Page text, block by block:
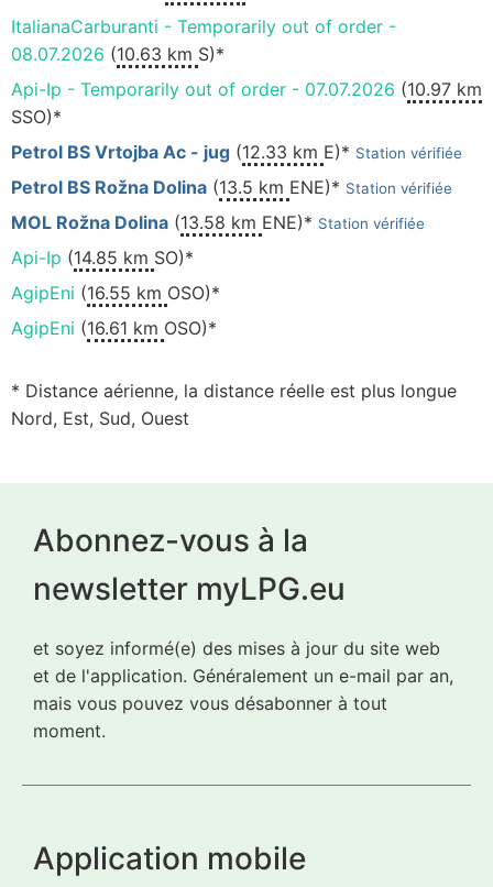
ItalianaCarburanti - Temporarily out of order -
08.07.2026 (10.63 km S)*
Api-Ip - Temporarily out of order - 07.07.2026 (10.97 km
SSO)*
Petrol BS Vrtojba Ac - jug (12.33 km E)* Station vérifiée
Petrol BS Rožna Dolina (13.5 km ENE)* Station vérifiée
MOL Rožna Dolina (13.58 km ENE)* Station vérifiée
Api-Ip (14.85 km SO)*
AgipEni (16.55 km OSO)*
AgipEni (16.61 km OSO)*
* Distance aérienne, la distance réelle est plus longue
Nord, Est, Sud, Ouest
Abonnez-vous à la
newsletter myLPG.eu
et soyez informé(e) des mises à jour du site web
et de l'application. Généralement un e-mail par an,
mais vous pouvez vous désabonner à tout
moment.
Application mobile